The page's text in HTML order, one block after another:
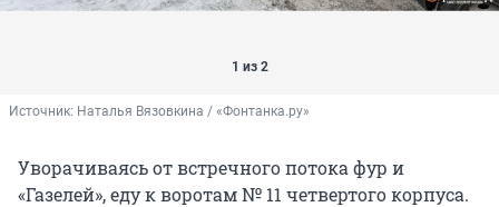
1 из 2
Источник: Наталья Вязовкина / «Фонтанка.ру»
Уворачиваясь от встречного потока фур и
«Газелей», еду к воротам № 11 четвертого корпуса.